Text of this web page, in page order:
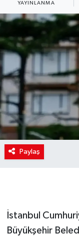
YAYINLANMA
Paylaş
İstanbul
Büyükşehir